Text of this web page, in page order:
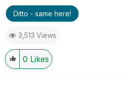
Ditto - same here!
3,513 Views
0 Likes